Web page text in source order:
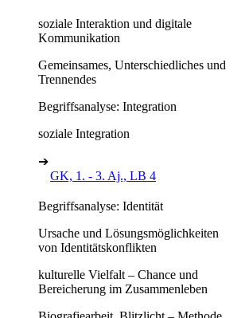
soziale Interaktion und digitale
Kommunikation
Gemeinsames, Unterschiedliches und
Trennendes
Begriffsanalyse: Integration
soziale Integration
➔
GK, 1. - 3. Aj., LB 4
Begriffsanalyse: Identität
Ursache und Lösungsmöglichkeiten
von Identitätskonflikten
kulturelle Vielfalt – Chance und
Bereicherung im Zusammenleben